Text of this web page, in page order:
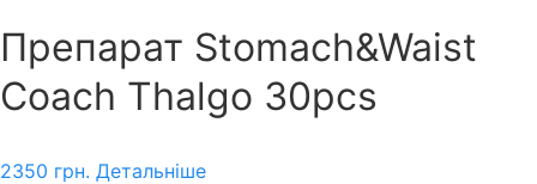
Препарат Stomach&Waist
Coach Thalgo 30pcs
2350 грн. Детальніше